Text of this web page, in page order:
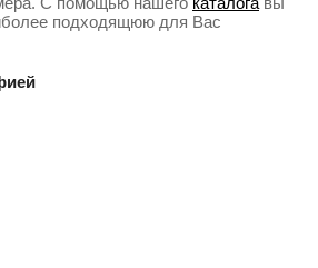
подходящюю для Вас